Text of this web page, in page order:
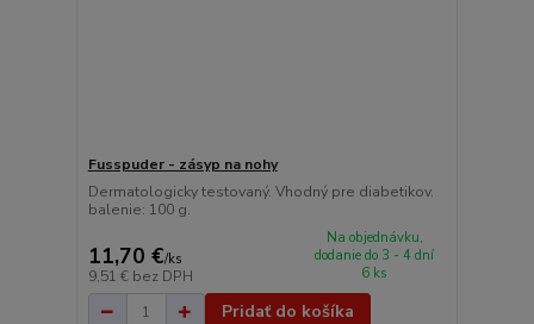
Fusspuder - zásyp na nohy
Dermatologicky testovaný. Vhodný pre diabetikov.
balenie: 100 g.
11,70 €/ks
9,51 € bez DPH
Na objednávku,
dodanie do 3 - 4 dní
6 ks
Pridať do košíka